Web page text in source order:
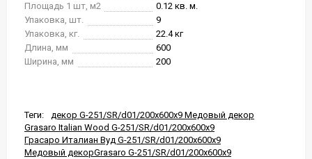
Площадь 1 шт, м2
0.12 кв. м.
Упаковка, шт.
9
Упаковка, кг.
22.4 кг
Длина, мм
600
Ширина, мм
200
Теги:
декор G-251/SR/d01/200x600x9 Медовый декор
Grasaro Italian Wood G-251/SR/d01/200x600x9
Грасаро Италиан Вуд G-251/SR/d01/200x600x9
Медовый декорGrasaro G-251/SR/d01/200x600x9